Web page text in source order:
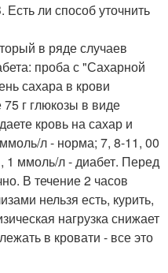
ли способ уточнить
в ряде случаев
проба с "Сахарной
сахара в крови
г глюкозы в виде
кровь на сахар и
л - норма; 7, 8-11, 00
ммоль/л - диабет. Перед
В течение 2 часов
нельзя есть, курить,
нагрузка снижает
в кровати - все это